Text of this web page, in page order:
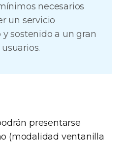
necesarios
un servicio
sostenido a un gran
presentarse
(modalidad ventanilla